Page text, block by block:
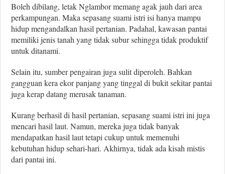
Boleh dibilang, letak Nglambor memang agak jauh dari area
perkampungan. Maka sepasang suami istri isi hanya mampu
hidup mengandalkan hasil pertanian. Padahal, kawasan pantai
memiliki jenis tanah yang tidak subur sehingga tidak produktif
untuk ditanami.
Selain itu, sumber pengairan juga sulit diperoleh. Bahkan
gangguan kera ekor panjang yang tinggal di bukit sekitar pantai
juga kerap datang merusak tanaman.
Kurang berhasil di hasil pertanian, sepasang suami istri ini juga
mencari hasil laut. Namun, mereka juga tidak banyak
mendapatkan hasil laut tetapi cukup untuk memenuhi
kebutuhan hidup sehari-hari. Akhirnya, tidak ada kisah mistis
dari pantai ini.